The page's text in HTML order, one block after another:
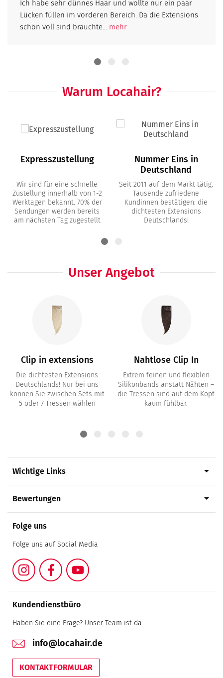
Ich habe sehr dünnes Haar und wollte nur ein paar
Lücken füllen im vorderen Bereich. Da die Extensions
schön voll sind brauchte... mehr
Warum Locahair?
Expresszustellung
Wir sind für eine schnelle
Zustellung innerhalb von 1-2
Werktagen bekannt. 70% der
Sendungen werden bereits
am nächsten Tag zugestellt
Nummer Eins in
Deutschland
Seit 2011 auf dem Markt tätig.
Tausende zufriedene
Kundinnen bestätigen: die
dichtesten Extensions
Deutschlands!
Unser Angebot
Clip in extensions
Die dichtesten Extensions
Deutschlands! Nur bei uns
können Sie zwischen Sets mit
5 oder 7 Tressen wählen
Nahtlose Clip In
Extrem feinen und flexiblen
Silikonbands anstatt Nähten –
die Tressen sind auf dem Kopf
kaum fühlbar.
Wichtige Links arrow_drop_down
Folge uns
Folge uns auf Social Media
InstagramFacebookYouTube
Bewertungen arrow_drop_down
Kundendienstbüro
Haben Sie eine Frage? Unser Team ist da
info@locahair.de
KONTAKTFORMULAR